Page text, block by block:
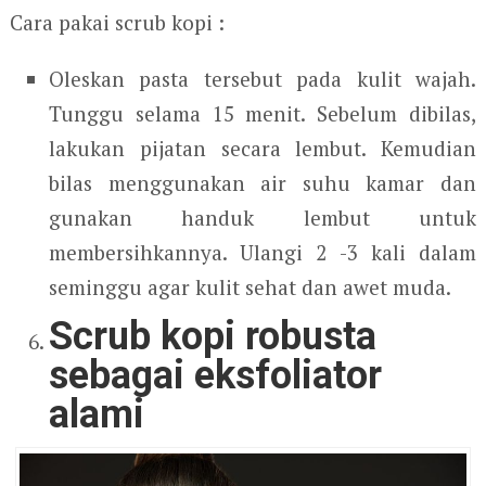
Cara pakai scrub kopi :
Oleskan pasta tersebut pada kulit wajah.
Tunggu selama 15 menit. Sebelum dibilas,
lakukan pijatan secara lembut. Kemudian
bilas menggunakan air suhu kamar dan
gunakan handuk lembut untuk
membersihkannya. Ulangi 2 -3 kali dalam
seminggu agar kulit sehat dan awet muda.
Scrub kopi robusta
sebagai eksfoliator
alami